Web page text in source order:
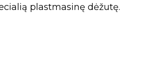
plastmasinę dėžutę.